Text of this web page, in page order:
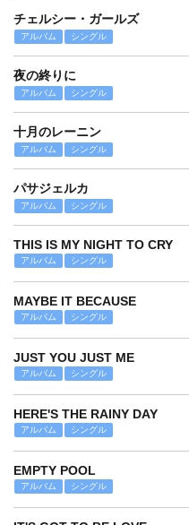
チェルシー・ガールズ
アルバム シングル
夜の終りに
アルバム シングル
十月のレーニン
アルバム シングル
パサジェルカ
アルバム シングル
THIS IS MY NIGHT TO CRY
アルバム シングル
MAYBE IT BECAUSE
アルバム シングル
JUST YOU JUST ME
アルバム シングル
HERE'S THE RAINY DAY
アルバム シングル
EMPTY POOL
アルバム シングル